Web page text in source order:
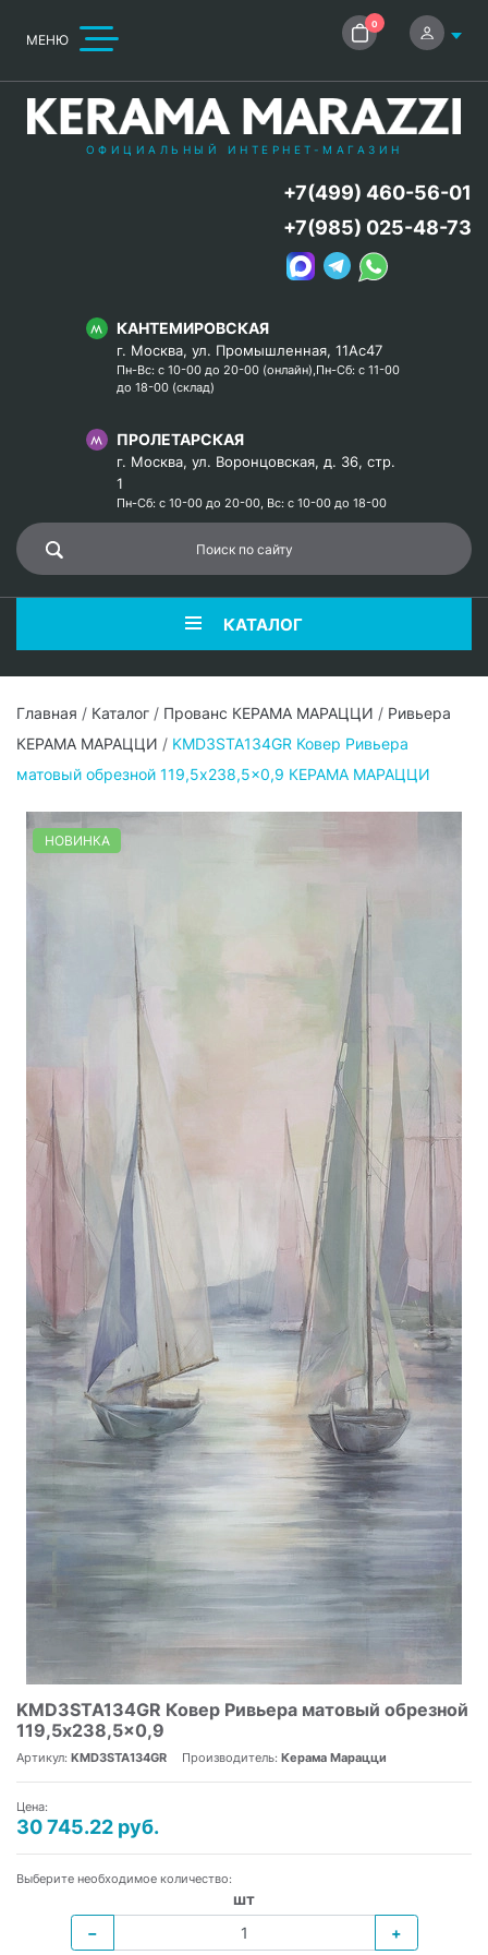
МЕНЮ
0
ОФИЦИАЛЬНЫЙ ИНТЕРНЕТ-МАГАЗИН
КАНТЕМИРОВСКАЯ
г. Москва, ул. Промышленная, 11Ас47
Пн-Вс: с 10-00 до 20-00 (онлайн),Пн-Сб: с 11-00
до 18-00 (склад)
ПРОЛЕТАРСКАЯ
г. Москва, ул. Воронцовская, д. 36, стр.
1
Пн-Сб: с 10-00 до 20-00, Вс: с 10-00 до 18-00
+7(499) 460-56-01
+7(985) 025-48-73
КАТАЛОГ
Главная / Каталог / Прованс КЕРАМА МАРАЦЦИ / Ривьера
КЕРАМА МАРАЦЦИ / KMD3STA134GR Ковер Ривьера
матовый обрезной 119,5x238,5x0,9 КЕРАМА МАРАЦЦИ
НОВИНКА
KMD3STA134GR Ковер Ривьера матовый обрезной
119,5x238,5x0,9
Артикул: KMD3STA134GR Производитель: Керама Марацци
Цена:
30 745.22 руб.
Выберите необходимое количество:
шт
−
+